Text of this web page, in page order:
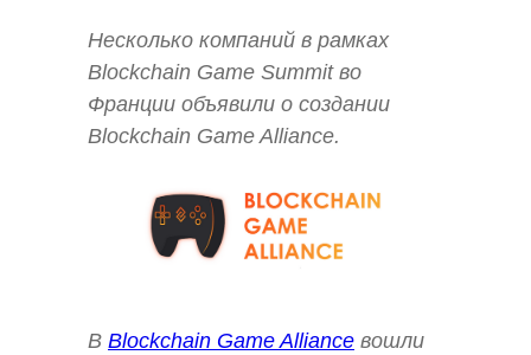
Несколько компаний в рамках
Blockchain Game Summit во
Франции объявили о создании
Blockchain Game Alliance.
В Blockchain Game Alliance вошли